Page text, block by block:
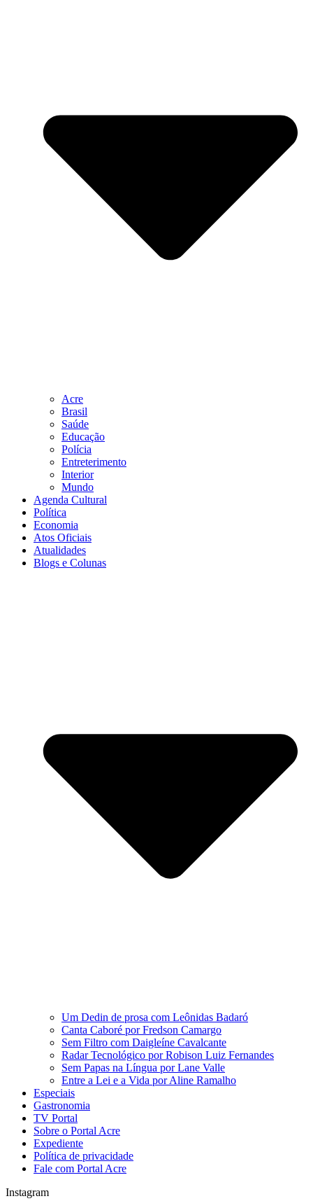
Acre
Brasil
Saúde
Educação
Polícia
Entreterimento
Interior
Mundo
Agenda Cultural
Política
Economia
Atos Oficiais
Atualidades
Blogs e Colunas
Um Dedin de prosa com Leônidas Badaró
Canta Caboré por Fredson Camargo
Sem Filtro com Daigleíne Cavalcante
Radar Tecnológico por Robison Luiz Fernandes
Sem Papas na Língua por Lane Valle
Entre a Lei e a Vida por Aline Ramalho
Especiais
Gastronomia
TV Portal
Sobre o Portal Acre
Expediente
Política de privacidade
Fale com Portal Acre
Instagram